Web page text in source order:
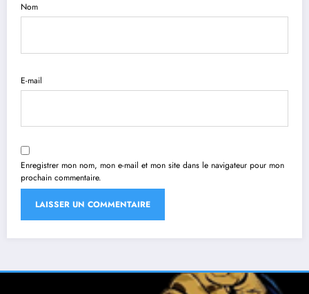
Nom
E-mail
Enregistrer mon nom, mon e-mail et mon site dans le navigateur pour mon
prochain commentaire.